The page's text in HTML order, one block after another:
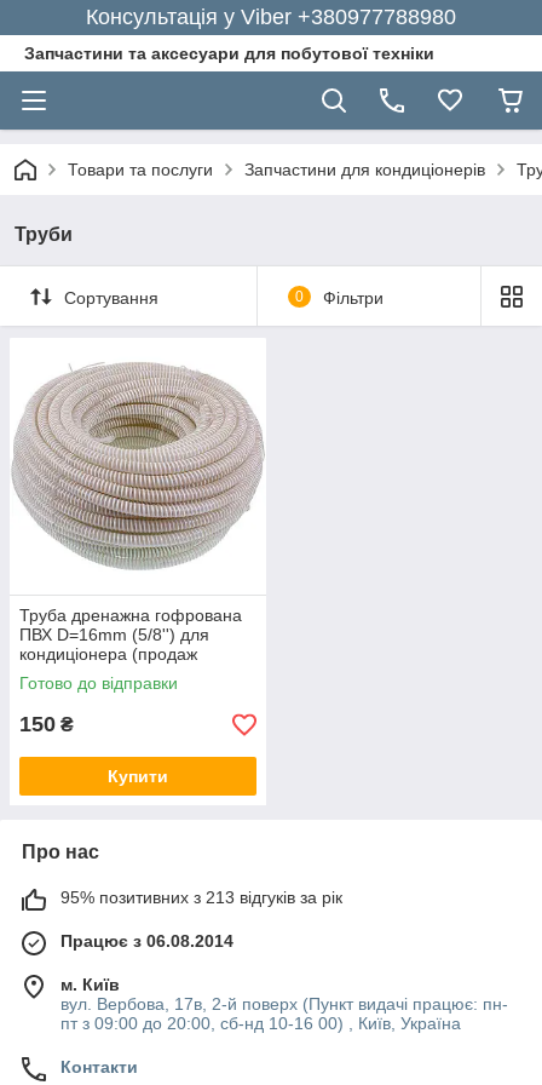
Консультація у Viber +380977788980
Запчастини та аксесуари для побутової техніки
Товари та послуги Запчастини для кондиціонерів
Труби
Сортування 0 Фільтри
Труба дренажна гофрована
ПВХ D=16mm (5/8'') для
кондиціонера (продаж
кратний 5 м)
Готово до відправки
150 ₴
Купити
Про нас
95% позитивних з 213 відгуків за рік
Працює з 06.08.2014
м. Київ
вул. Вербова, 17в, 2-й поверх (Пункт видачі працює: пн-
пт з 09:00 до 20:00, сб-нд 10-16 00) , Київ, Україна
Контакти